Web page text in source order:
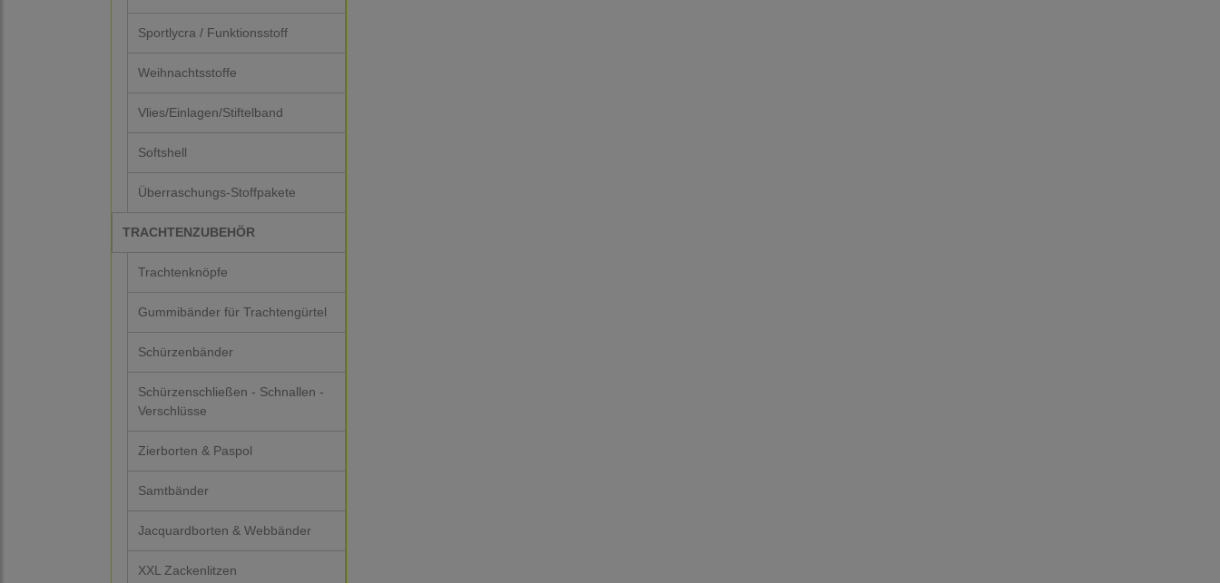
Sportlycra / Funktionsstoff
Weihnachtsstoffe
Vlies/Einlagen/Stiftelband
Softshell
Überraschungs-Stoffpakete
TRACHTENZUBEHÖR
Trachtenknöpfe
Gummibänder für Trachtengürtel
Schürzenbänder
Schürzenschließen - Schnallen -
Verschlüsse
Zierborten & Paspol
Samtbänder
Jacquardborten & Webbänder
XXL Zackenlitzen